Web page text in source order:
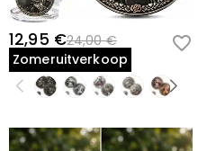
12,95 €24,00 €
Zomeruitverkoop